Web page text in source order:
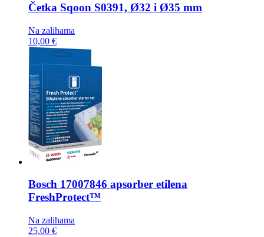
Četka Sqoon S0391, Ø32 i Ø35 mm
Na zalihama
10,00 €
Bosch 17007846 apsorber etilena
FreshProtect™
Na zalihama
25,00 €